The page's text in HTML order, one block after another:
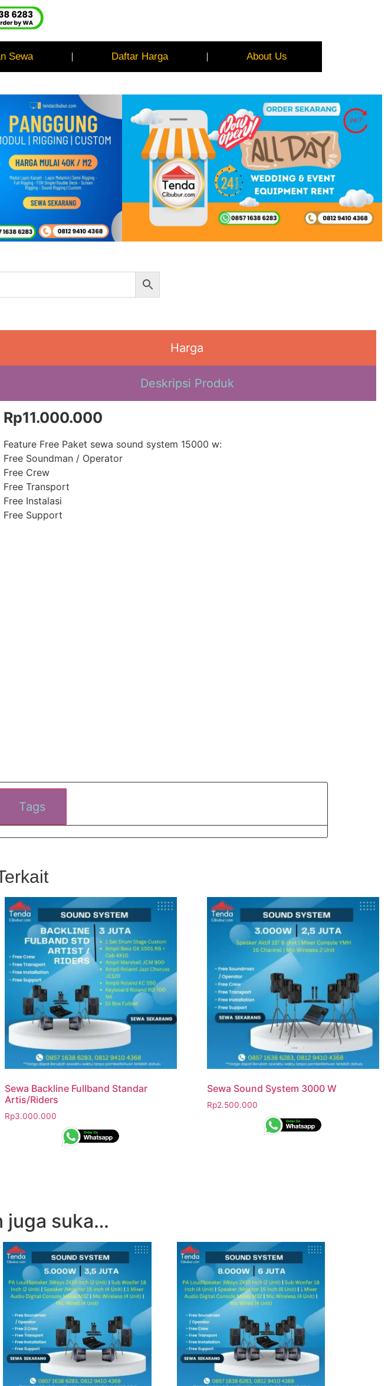
Sewa Daftar Harga About Us
Harga
Deskripsi Produk
Rp11.000.000
Feature Free Paket sewa sound system 15000 w:
Free Soundman / Operator
Free Crew
Free Transport
Free Instalasi
Free Support
Tags
Sewa Backline Fullband Standar
Artis/Riders
Rp3.000.000
Sewa Sound System 3000 W
Rp2.500.000
juga suka…